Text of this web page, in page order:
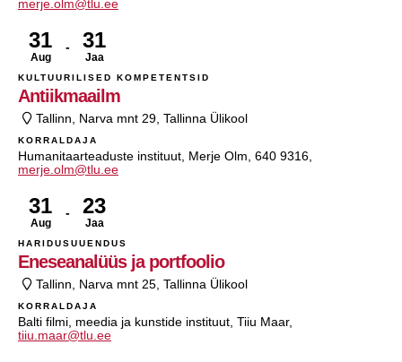
merje.olm@tlu.ee
31
Aug
31
Jaa
KULTUURILISED KOMPETENTSID
Antiikmaailm
Tallinn, Narva mnt 29, Tallinna Ülikool
KORRALDAJA
Humanitaarteaduste instituut, Merje Olm, 640 9316,
merje.olm@tlu.ee
31
Aug
23
Jaa
HARIDUSUUENDUS
Eneseanalüüs ja portfoolio
Tallinn, Narva mnt 25, Tallinna Ülikool
KORRALDAJA
Balti filmi, meedia ja kunstide instituut, Tiiu Maar,
tiiu.maar@tlu.ee